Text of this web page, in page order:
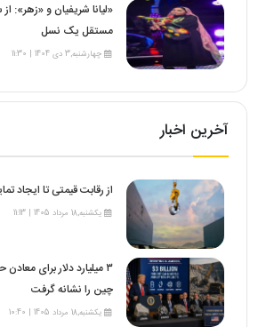
«لیانا شریفیان و «زهر»:
مستقل یک نسل
چهارشنبه,3 دی 1404 | 11:30
آخرین اخبار
از رقابت قیمتی تا ایجاد
یکشنبه,18 مرداد 1405 | 11:13
۳ میلیارد دلار برای
چین را نشانه گرفت
یکشنبه,18 مرداد 1405 | 10:40